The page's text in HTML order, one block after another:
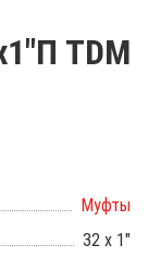
TDM
Муфты
32 х 1"